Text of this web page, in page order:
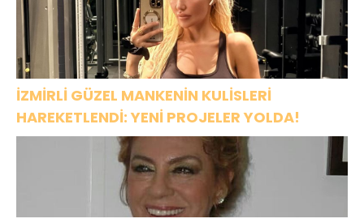
HARBİYE’DE
OLACAK!
İZMİRLİ GÜZEL MANKENİN KULİSLERİ
HAREKETLENDİ: YENİ PROJELER YOLDA!